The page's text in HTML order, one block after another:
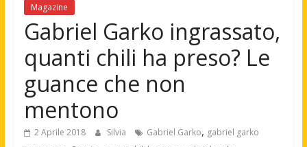
Magazine
Gabriel Garko ingrassato,
quanti chili ha preso? Le
guance che non
mentono
2 Aprile 2018 Silvia Gabriel Garko, gabriel garko